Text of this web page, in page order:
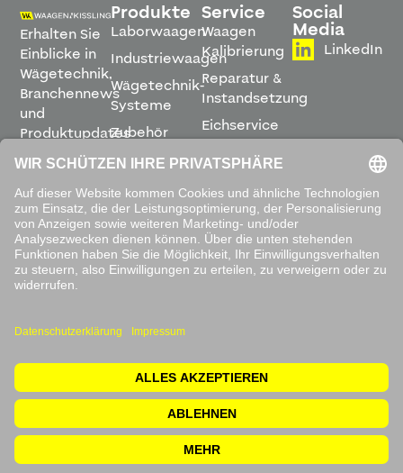
Erhalten Sie
Einblicke in
Wägetechnik,
Branchennews
und
Produktupdates
direkt in
Ihren
Posteingang.
ABONNIEREN
Sie unsere
Datenschutzbestimmungen
Produkte
Laborwaagen
Industriewaagen
Wägetechnik-
Systeme
Zubehör
Software
Service
Waagen
Kalibrierung
Reparatur &
Instandsetzung
Eichservice
Montage &
Inbetriebnahme
Leihwaagen
&
Mietservice
Social
Media
LinkedIn
© 2026 Waagen Kissling. Alle Rechte vorbehalten.
Datenschutzerklärung